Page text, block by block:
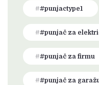
#punjactype1
#punjač za
#punjač za firmu
#punjač za